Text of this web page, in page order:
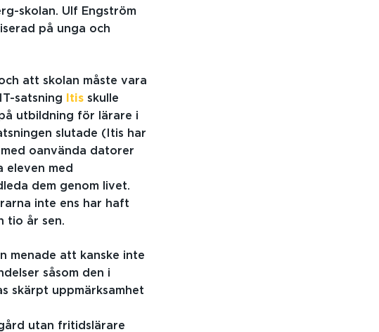
skolan. Ulf Engström
på unga och
att skolan måste vara
satsning
Itis skulle
utbildning för lärare i
slutade (Itis har
oanvända datorer
eleven med
dem genom livet.
inte ens har haft
tio år sen.
menade att kanske inte
såsom den i
skärpt uppmärksamhet
utan fritidslärare